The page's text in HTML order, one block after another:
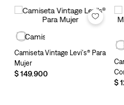
Camiseta Vintage Levi's® Para
Mujer
$149.900
$